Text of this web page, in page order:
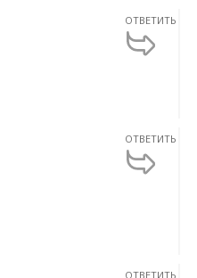
ОТВЕТИТЬ
ОТВЕТИТЬ
ОТВЕТИТЬ